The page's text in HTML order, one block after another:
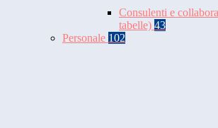
Consulenti e
tabelle) 43
Personale 102